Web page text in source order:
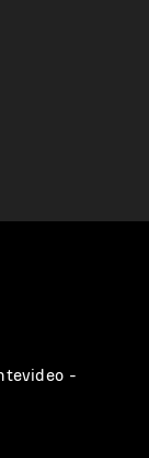
-